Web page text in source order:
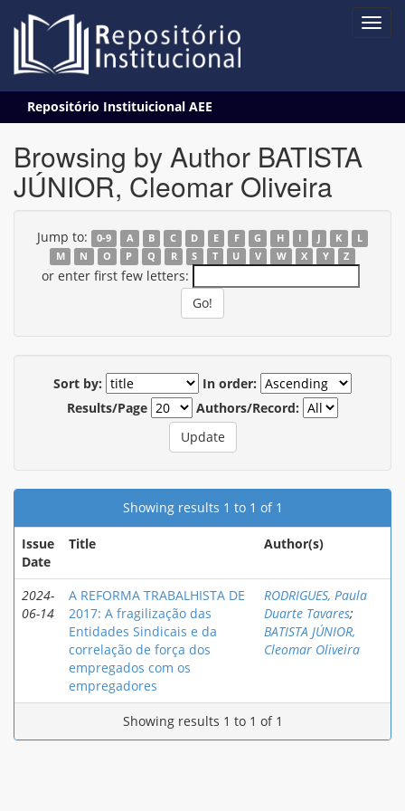
navigation
Repositório Instituicional AEE
Browsing by Author BATISTA
JÚNIOR, Cleomar Oliveira
Jump to: 0-9 A B C D E F G H I J K
L
M
N O P Q R S T U V W X Y Z
or enter first few letters:
Sort by:
In order:
Results/Page
Authors/Record:
Showing results 1 to 1 of 1
Issue
Date
Title Author(s)
2024-
06-14
A REFORMA TRABALHISTA DE
2017: A fragilização das
Entidades Sindicais e da
correlação de força dos
empregados com os
empregadores
RODRIGUES, Paula
Duarte Tavares;
BATISTA JÚNIOR,
Cleomar Oliveira
Showing results 1 to 1 of 1